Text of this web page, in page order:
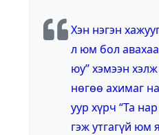
Хэн нэгэн
л юм бол
юу” хэмээн
нөгөө ахимаг
уур хүрч “Та
гэж утгагүй юм